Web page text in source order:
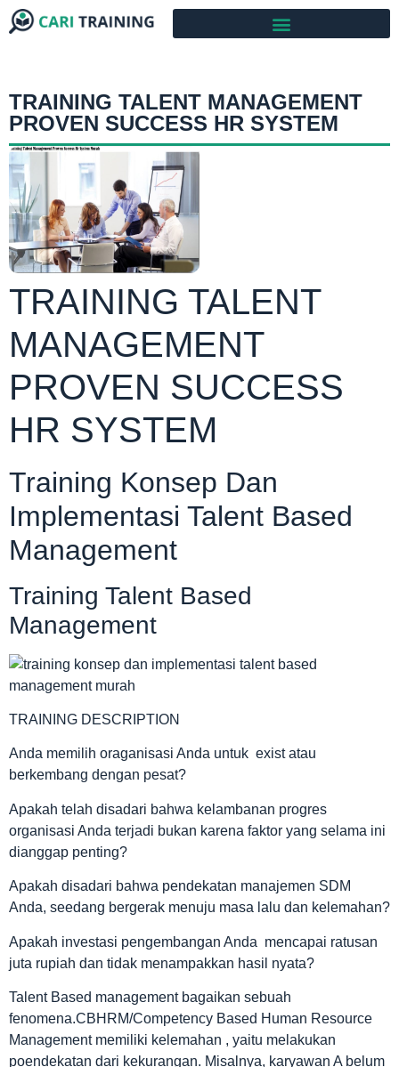
TRAINING TALENT MANAGEMENT
PROVEN SUCCESS HR SYSTEM
TRAINING TALENT
MANAGEMENT
PROVEN SUCCESS
HR SYSTEM
Training Konsep Dan
Implementasi Talent Based
Management
Training Talent Based
Management
TRAINING DESCRIPTION
Anda memilih oraganisasi Anda untuk exist atau
berkembang dengan pesat?
Apakah telah disadari bahwa kelambanan progres
organisasi Anda terjadi bukan karena faktor yang selama ini
dianggap penting?
Apakah disadari bahwa pendekatan manajemen SDM
Anda, seedang bergerak menuju masa lalu dan kelemahan?
Apakah investasi pengembangan Anda mencapai ratusan
juta rupiah dan tidak menampakkan hasil nyata?
Talent Based management bagaikan sebuah
fenomena.CBHRM/Competency Based Human Resource
Management memiliki kelemahan , yaitu melakukan
poendekatan dari kekurangan. Misalnya, karyawan A belum